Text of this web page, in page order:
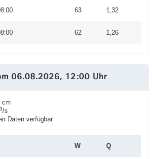
63 1,32
62 1,26
06.08.2026, 12:00 Uhr
3/s
Daten verfügbar
W Q